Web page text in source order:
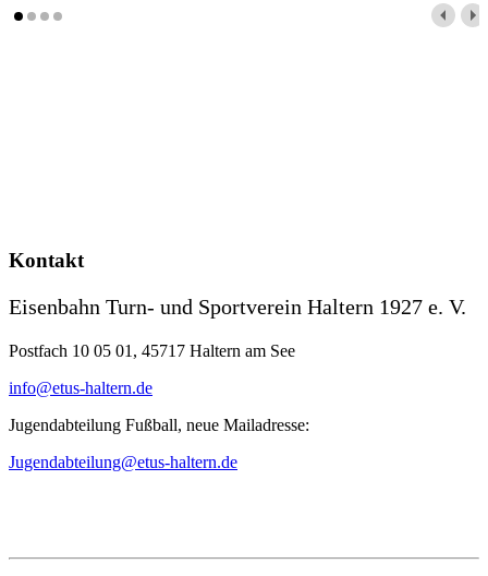
Kontakt
Eisenbahn Turn- und Sportverein Haltern 1927 e. V.
Postfach 10 05 01, 45717 Haltern am See
info@etus-haltern.de
Jugendabteilung Fußball, neue Mailadresse:
Jugendabteilung@etus-haltern.de